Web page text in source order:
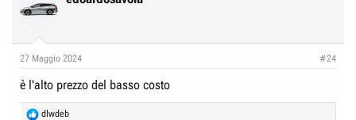
t
s
27 Maggio 2024 #24
è l'alto prezzo del basso costo
R
dlwdeb